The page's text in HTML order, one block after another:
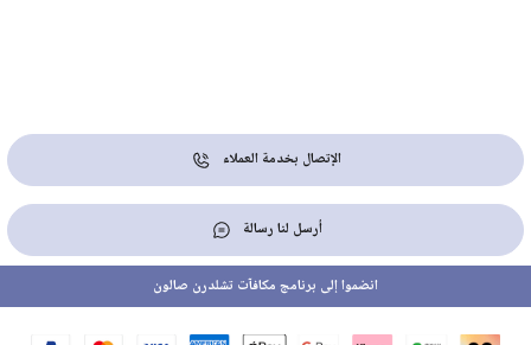
الإتصال بخدمة العملاء
أرسل لنا رسالة
انضموا إلى برنامج مكافآت تشلدرن صالون